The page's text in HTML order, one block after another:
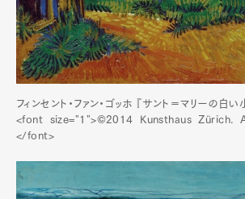
フィンセント・ファン・ゴッホ 『サント＝マリーの白
<font size="1">©2014 Kunsthaus Zürich.
</font>